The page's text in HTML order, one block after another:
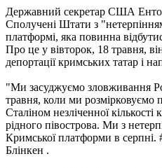
Державний секретар США
Сполучені Штати з
платформі, яка повинна
Про це у вівторок, 18 травня,
депортації кримських татар і
"Ми засуджуємо зловживання
травня, коли ми розмірковуємо
Сталіном незліченної кількості
рідного півострова. Ми з
Кримської платформи в
Блінкен .